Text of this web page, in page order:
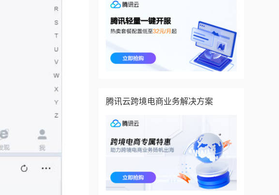
腾讯云跨境电商业务解决方案